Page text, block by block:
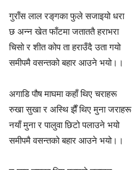
गुराँस लाल रङ्‌गका फुले सजाइयो धरा
छ अन्न खेत फाँटमा जताततै हराभरा
चिसो र शीत कोप ता हराउँदै उता गयो
समीपमै वसन्तको बहार आउने भयो।।
अगाडि पौष माघमा कहाँ थिए चराहरू
रुखा सुखा र अस्थि झैँ थिए मुना जराहरू
नयाँ मुना र पालुवा छिटो पलाउने भयो
समीपमै वसन्तको बहार आउने भयो।।